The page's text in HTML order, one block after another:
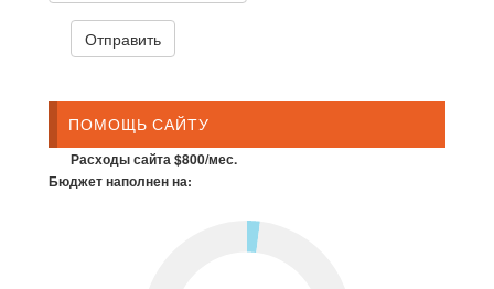
ПОМОЩЬ САЙТУ
Расходы сайта $800/мес.
Бюджет наполнен на: